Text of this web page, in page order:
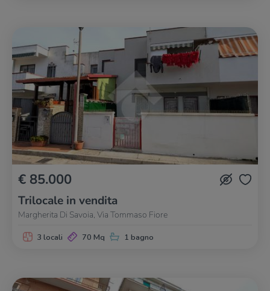
€ 85.000
Trilocale in vendita
Margherita Di Savoia, Via Tommaso Fiore
3 locali 70 Mq 1 bagno